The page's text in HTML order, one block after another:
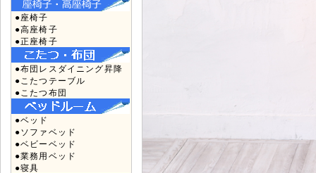
●座椅子
●高座椅子
●正座椅子
●布団レスダイニング昇降
●こたつテーブル
●こたつ布団
●ベッド
●ソファベッド
●ベビーベッド
●業務用ベッド
●寝具